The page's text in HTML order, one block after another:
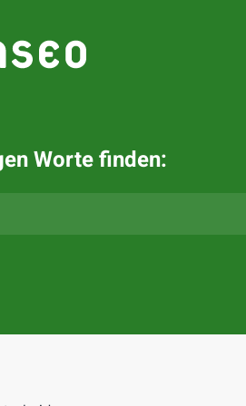
Worte finden: